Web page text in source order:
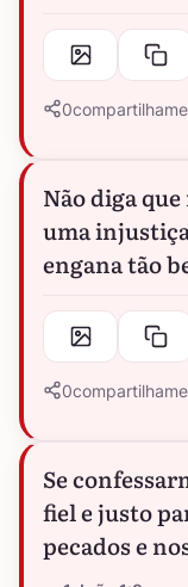
0
Não diga
uma
engana tão
0
Se
fiel e justo
pecados e